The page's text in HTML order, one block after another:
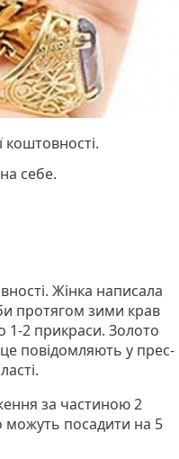
себе.
Жінка написала
протягом зими крав
1-2 прикраси. Золото
повідомляють у прес-
за частиною 2
можуть посадити на 5